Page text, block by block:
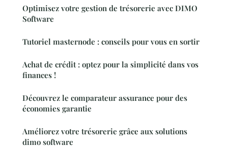
Optimisez votre gestion de trésorerie avec DIMO
Software
Tutoriel masternode : conseils pour vous en sortir
Achat de crédit : optez pour la simplicité dans vos
finances !
Découvrez le comparateur assurance pour des
économies garantie
Améliorez votre trésorerie grâce aux solutions
dimo software